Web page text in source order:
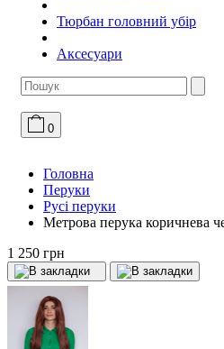
Тюрбан головний убір
Аксесуари
0
Головна
Перуки
Русі перуки
Метрова перука коричнева
1 250 грн